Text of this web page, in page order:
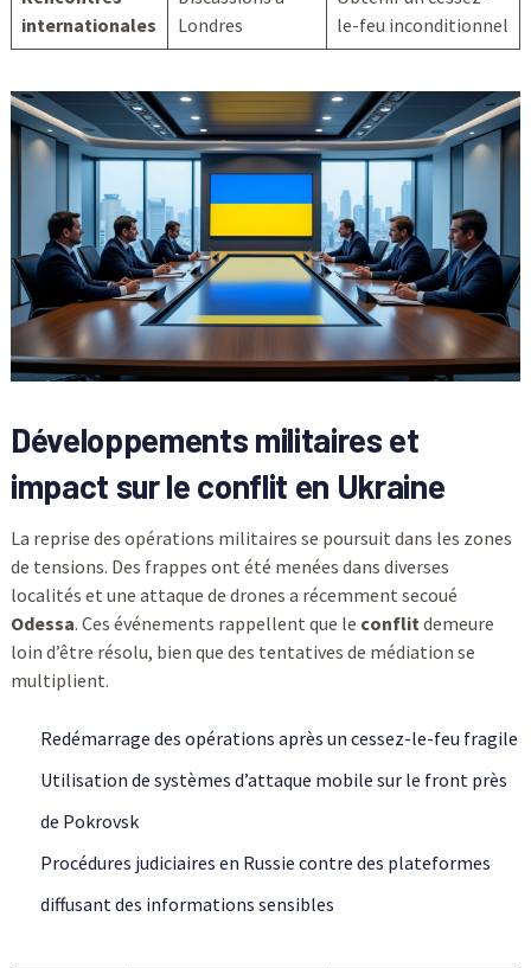
internationales
Londres
le-feu inconditionnel
Développements militaires et
impact sur le conflit en Ukraine
La reprise des opérations militaires se poursuit dans les zones
de tensions. Des frappes ont été menées dans diverses
localités et une attaque de drones a récemment secoué
Odessa. Ces événements rappellent que le conflitdemeure
loin d’être résolu, bien que des tentatives de médiation se
multiplient.
Redémarrage des opérations après un cessez-le-feu fragile
Utilisation de systèmes d’attaque mobile sur le front près
de Pokrovsk
Procédures judiciaires en Russie contre des plateformes
diffusant des informations sensibles